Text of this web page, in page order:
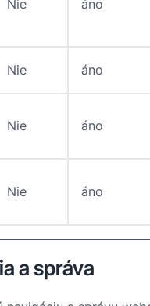
Nie áno
Nie áno
Nie áno
Nie áno
a správa